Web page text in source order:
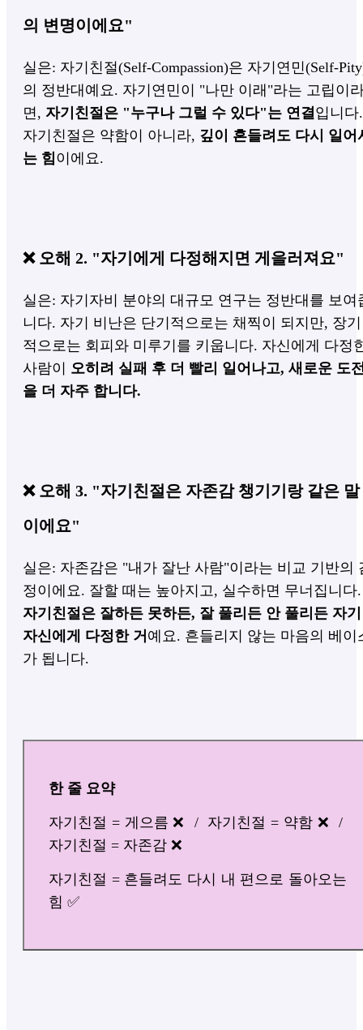
의 변명이에요"
실은: 자기친절(Self-Compassion)은 자기연민(Self-
의 정반대예요. 자기연민이 "나만 이래"라는 고립이
면, 자기친절은 "누구나 그럴 수 있다"는 연결입니다.
자기친절은 약함이 아니라, 깊이 흔들려도 다시 일어
는 힘이에요.
❌ 오해 2. "자기에게 다정해지면 게을러져요"
실은: 자기자비 분야의 대규모 연구는 정반대를 보여
니다. 자기 비난은 단기적으로는 채찍이 되지만, 장기
적으로는 회피와 미루기를 키웁니다. 자신에게 다정
사람이 오히려 실패 후 더 빨리 일어나고, 새로운 도
을 더 자주 합니다.
❌ 오해 3. "자기친절은 자존감 챙기기랑 같은 말
이에요"
실은: 자존감은 "내가 잘난 사람"이라는 비교 기반의
정이에요. 잘할 때는 높아지고, 실수하면 무너집니다.
자기친절은 잘하든 못하든, 잘 풀리든 안 풀리든 자기
자신에게 다정한 거 예요. 흔들리지 않는 마음의 베이
가 됩니다.
한 줄 요약
자기친절 = 게으름 ❌ / 자기친절 = 약함 ❌ /
자기친절 = 자존감 ❌
자기친절 = 흔들려도 다시 내 편으로 돌아오는
힘 ✅